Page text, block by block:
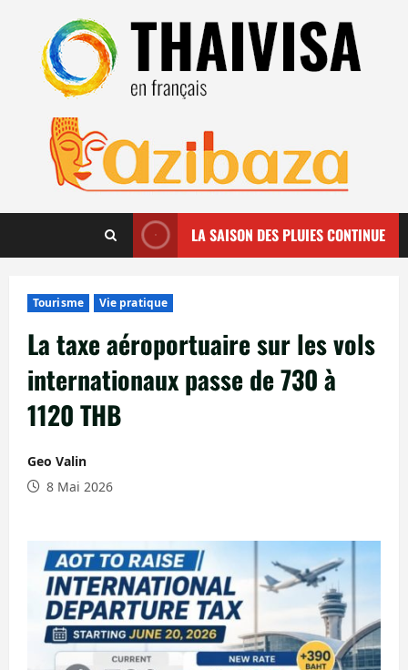
contenu
LA SAISON DES PLUIES CONTINUE
Tourisme Vie pratique
La taxe aéroportuaire sur les vols
internationaux passe de 730 à
1120 THB
Geo Valin
8 Mai 2026